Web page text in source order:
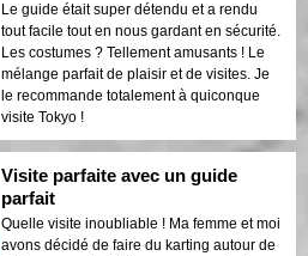
Le guide était super détendu et a rendu
tout facile tout en nous gardant en sécurité.
Les costumes ? Tellement amusants ! Le
mélange parfait de plaisir et de visites. Je
le recommande totalement à quiconque
visite Tokyo !
Visite parfaite avec un guide
parfait
Quelle visite inoubliable ! Ma femme et moi
avons décidé de faire du karting autour de